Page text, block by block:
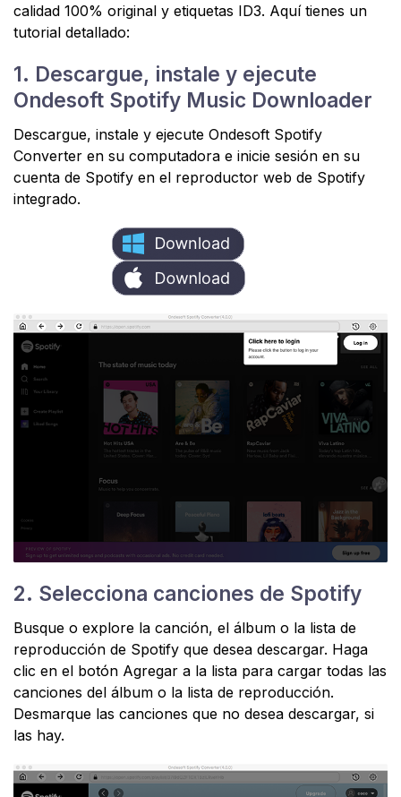
calidad 100% original y etiquetas ID3. Aquí tienes un
tutorial detallado:
1. Descargue, instale y ejecute
Ondesoft Spotify Music Downloader
Descargue, instale y ejecute Ondesoft Spotify
Converter en su computadora e inicie sesión en su
cuenta de Spotify en el reproductor web de Spotify
integrado.
2. Selecciona canciones de Spotify
Busque o explore la canción, el álbum o la lista de
reproducción de Spotify que desea descargar. Haga
clic en el botón Agregar a la lista para cargar todas las
canciones del álbum o la lista de reproducción.
Desmarque las canciones que no desea descargar, si
las hay.